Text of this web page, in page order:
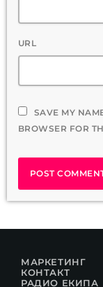
URL
SAVE MY
BROWSER FOR
МАРКЕТИНГ
КОНТАКТ
РАДИО ЕКИПА